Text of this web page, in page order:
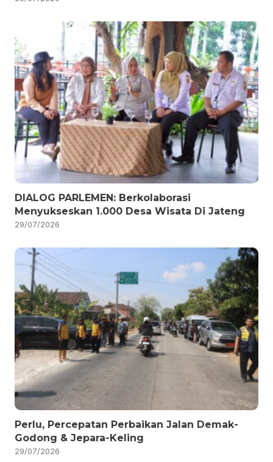
DIALOG PARLEMEN: Berkolaborasi
Menyukseskan 1.000 Desa Wisata Di Jateng
29/07/2026
Perlu, Percepatan Perbaikan Jalan Demak-
Godong & Jepara-Keling
29/07/2026